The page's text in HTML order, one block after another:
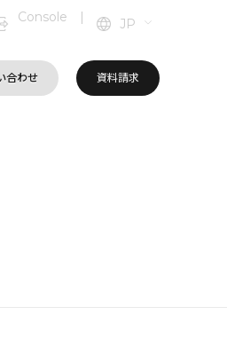
Console | JP
合わせ 資料請求